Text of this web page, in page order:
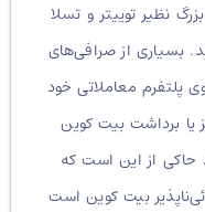
توییتر و تسلا
از صرافی‌های
معاملاتی خود
برداشت بیت کوین
از این است که
بیت کوین است